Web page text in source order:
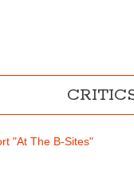
"At The B-Sites"